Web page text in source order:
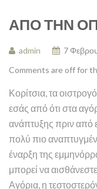
ΑΠΌ ΤΗΝ
admin 7
Comments are off for
Κορίτσια, τα
εσάς από ότι στα
ανάπτυξης πριν από
πολύ πιο
έναρξη της
μπορεί να
Αγόρια, η